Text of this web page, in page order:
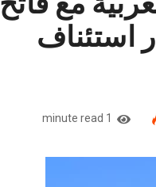
استئناف
1 minute read